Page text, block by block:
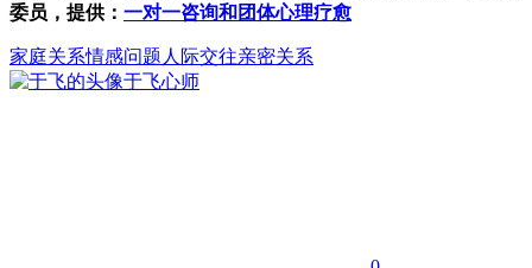
委员，提供： 一对一咨询和团体心理疗愈
家庭关系情感问题 人际交往亲密关系
于飞心师